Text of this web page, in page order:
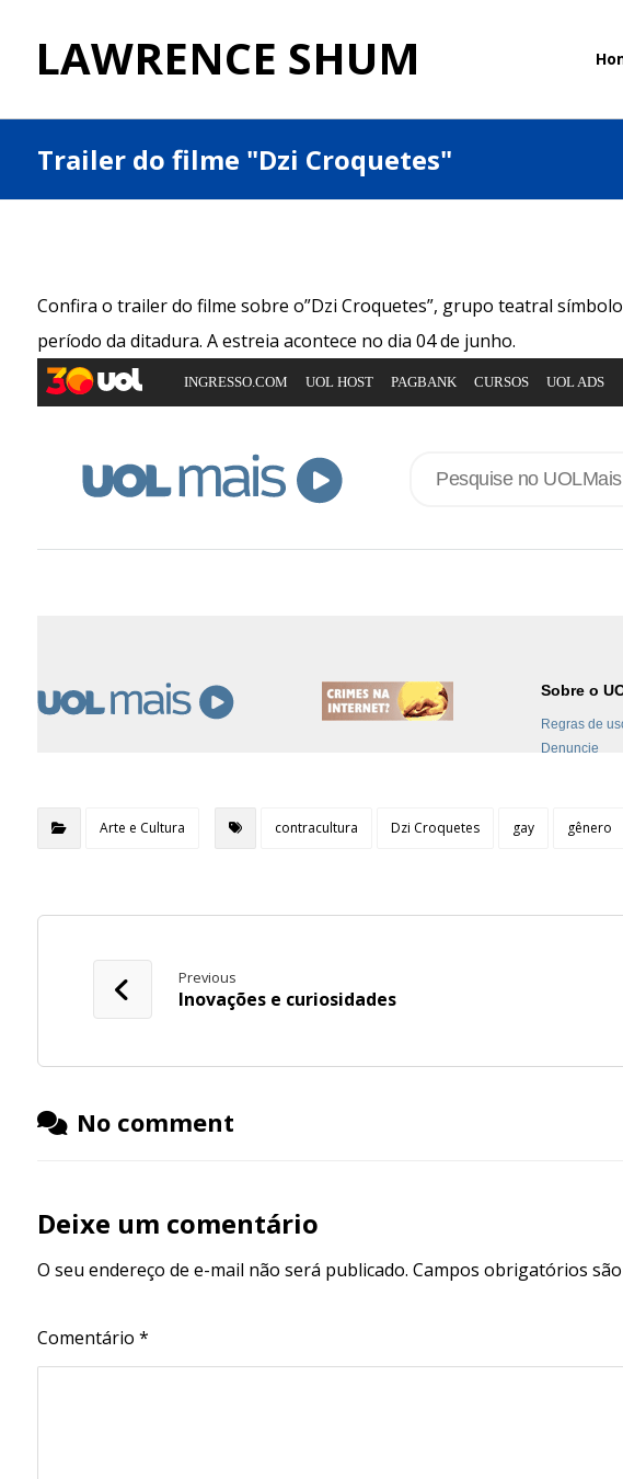
LAWRENCE SHUM
Trailer do filme "Dzi Croquetes"
Confira o trailer do filme sobre o”Dzi Croquetes”, grupo teatral
período da ditadura. A estreia acontece no dia 04 de junho.
Arte e Cultura contracultura Dzi Croquetes gay gênero
Previous
Inovações e curiosidades
No comment
Deixe um comentário
O seu endereço de e-mail não será publicado. Campos obrigatórios
Comentário *